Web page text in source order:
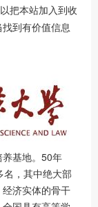
把本站加入到收
到有价值信息
基地。50年
，其中绝大部
济实体的骨干